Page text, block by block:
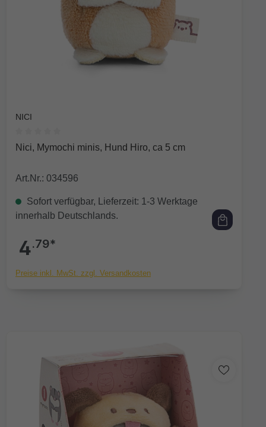
NICI
Durchschnittliche Bewertung von 0 von 5 Sternen
Nici, Mymochi minis, Hund Hiro, ca 5 cm
Art.Nr.: 034596
Sofort verfügbar, Lieferzeit: 1-3 Werktage
innerhalb Deutschlands.
4.79*
Preise inkl. MwSt. zzgl. Versandkosten